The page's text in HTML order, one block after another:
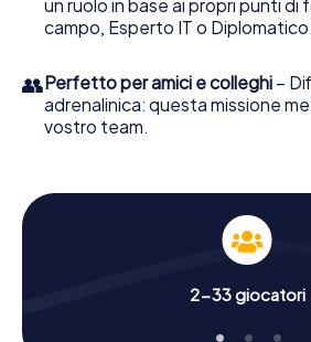
un ruolo in base ai propri punti di
campo, Esperto IT o
👥Perfetto per amici e colleghi –
adrenalinica: questa missione
vostro team.
2-33 giocatori